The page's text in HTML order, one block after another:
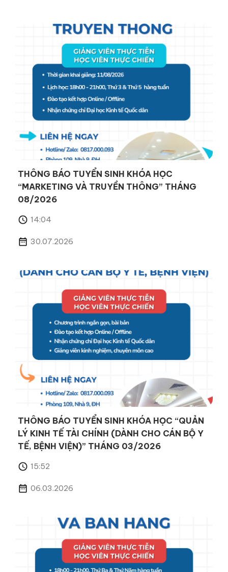
THÔNG BÁO TUYỂN SINH KHÓA HỌC
“MARKETING VÀ TRUYỀN THÔNG” THÁNG
08/2026
14:04
30.07.2026
THÔNG BÁO TUYỂN SINH KHÓA HỌC “QUẢN
LÝ KINH TẾ TÀI CHÍNH (DÀNH CHO CÁN BỘ Y
TẾ, BỆNH VIỆN)” THÁNG 03/2026
15:52
06.03.2026